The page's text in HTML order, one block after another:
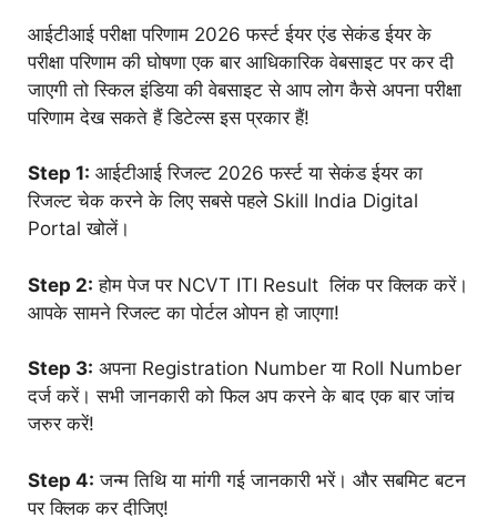
आईटीआई परीक्षा परिणाम 2026 फर्स्ट ईयर एंड सेकंड ईयर के
परीक्षा परिणाम की घोषणा एक बार आधिकारिक वेबसाइट पर कर दी
जाएगी तो स्किल इंडिया की वेबसाइट से आप लोग कैसे अपना परीक्षा
परिणाम देख सकते हैं डिटेल्स इस प्रकार हैं!
Step 1: आईटीआई रिजल्ट 2026 फर्स्ट या सेकंड ईयर का
रिजल्ट चेक करने के लिए सबसे पहले Skill India Digital
Portal खोलें।
Step 2: होम पेज पर NCVT ITI Result लिंक पर क्लिक करें।
आपके सामने रिजल्ट का पोर्टल ओपन हो जाएगा!
Step 3: अपना Registration Number या Roll Number
दर्ज करें। सभी जानकारी को फिल अप करने के बाद एक बार जांच
जरुर करें!
Step 4: जन्म तिथि या मांगी गई जानकारी भरें। और सबमिट बटन
पर क्लिक कर दीजिए!